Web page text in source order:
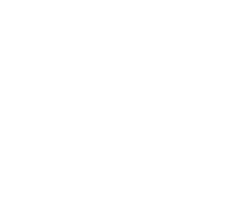
也更為多元，從校園的建築、同學的體育